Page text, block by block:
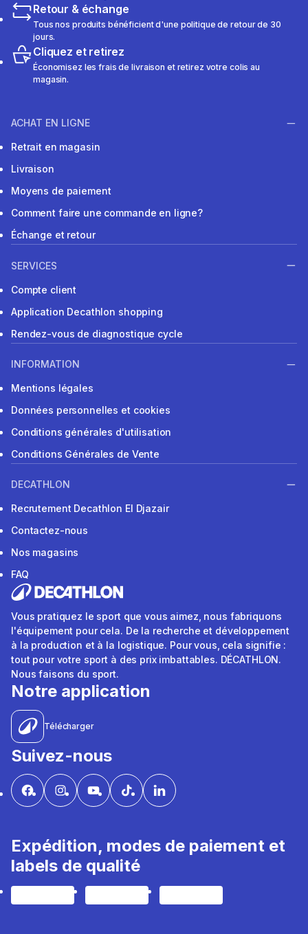
Retour & échange
Tous nos produits bénéficient d'une politique de retour de 30
jours.
Cliquez et retirez
Économisez les frais de livraison et retirez votre colis au
magasin.
ACHAT EN LIGNE
Retrait en magasin
Livraison
Moyens de paiement
Comment faire une commande en ligne?
Échange et retour
SERVICES
Compte client
Application Decathlon shopping
Rendez-vous de diagnostique cycle
INFORMATION
Mentions légales
Données personnelles et cookies
Conditions générales d'utilisation
Conditions Générales de Vente
DECATHLON
Recrutement Decathlon El Djazair
Contactez-nous
Nos magasins
FAQ
Vous pratiquez le sport que vous aimez, nous fabriquons
l'équipement pour cela. De la recherche et développement
à la production et à la logistique. Pour vous, cela signifie :
tout pour votre sport à des prix imbattables. DÉCATHLON.
Nous faisons du sport.
Notre application
Télécharger
Suivez-nous
Expédition, modes de paiement et
labels de qualité